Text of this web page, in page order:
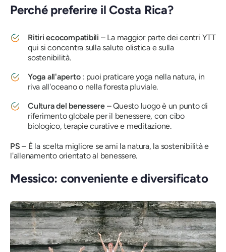
Perché preferire il Costa Rica?
Ritiri ecocompatibili – La maggior parte dei centri YTT
qui si concentra sulla salute olistica e sulla
sostenibilità.
Yoga all'aperto: puoi praticare yoga nella natura, in
riva all'oceano o nella foresta pluviale.
Cultura del benessere– Questo luogo è un punto di
riferimento globale per il benessere, con cibo
biologico, terapie curative e meditazione.
PS – È la scelta migliore se ami la natura, la sostenibilità e
l'allenamento orientato al benessere.
Messico: conveniente e diversificato